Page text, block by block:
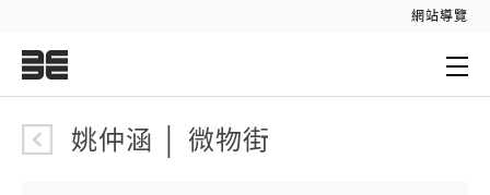
網站導覽
姚仲涵 │ 微物街